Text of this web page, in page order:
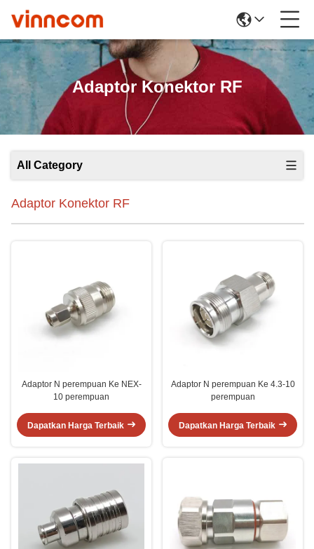
Adaptor Konektor RF
All Category
Adaptor Konektor RF
Adaptor N perempuan Ke NEX-
10 perempuan
Dapatkan Harga Terbaik
Adaptor N perempuan Ke 4.3-10
perempuan
Dapatkan Harga Terbaik